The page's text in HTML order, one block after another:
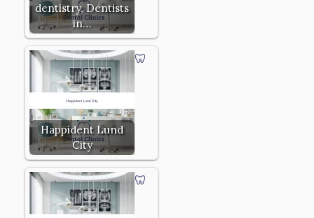
dentistry, Dentists
in…
Happident Lund
City